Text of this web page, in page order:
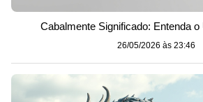
Cabalmente Significado: Entenda
26/05/2026 às 23:46